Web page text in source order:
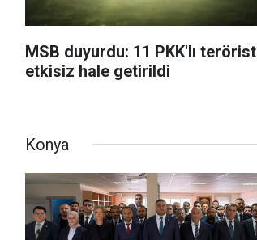
MSB duyurdu: 11 PKK'lı terörist
etkisiz hale getirildi
Konya